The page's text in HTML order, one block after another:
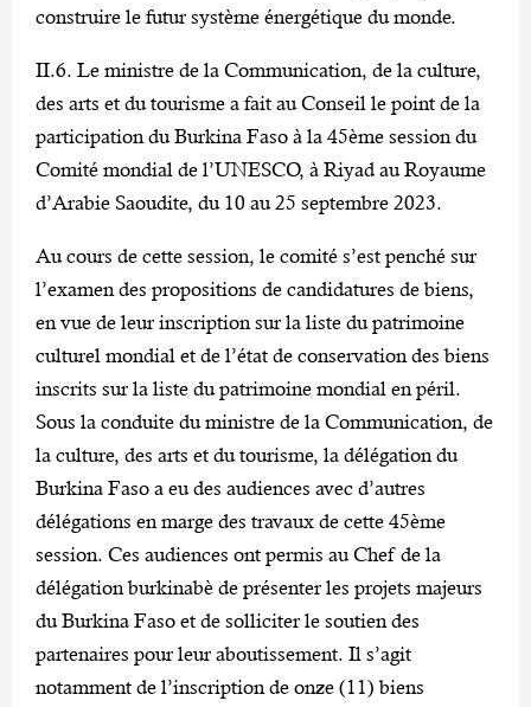
construire le futur système énergétique du monde.
II.6. Le ministre de la Communication, de la culture,
des arts et du tourisme a fait au Conseil le point de la
participation du Burkina Faso à la 45ème session du
Comité mondial de l’UNESCO, à Riyad au Royaume
d’Arabie Saoudite, du 10 au 25 septembre 2023.
Au cours de cette session, le comité s’est penché sur
l’examen des propositions de candidatures de biens,
en vue de leur inscription sur la liste du patrimoine
culturel mondial et de l’état de conservation des biens
inscrits sur la liste du patrimoine mondial en péril.
Sous la conduite du ministre de la Communication, de
la culture, des arts et du tourisme, la délégation du
Burkina Faso a eu des audiences avec d’autres
délégations en marge des travaux de cette 45ème
session. Ces audiences ont permis au Chef de la
délégation burkinabè de présenter les projets majeurs
du Burkina Faso et de solliciter le soutien des
partenaires pour leur aboutissement. Il s’agit
notamment de l’inscription de onze (11) biens